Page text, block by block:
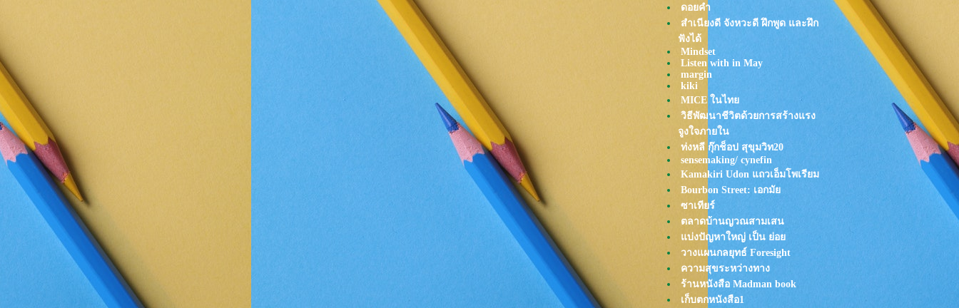
หล่นหายระหว่างทาง - Phumin
15/5/68
TangBadVoice - End Of Time
เมฆใต้น้ำ
Oh Wonder - How It Goes
Jeff Satur - ฉันก่อนเจอเธอ
PURPEECH - สายรุ้งหลังฝนโปร
Vienna
Jeff Satur - เหมือนวิวาห์ (Rain
wedding)
กอดตัวเอง - tAH AND FRIENDS.
เลิกตั้งแต่เริ่ม: Getsunova
คิดถึงไปก่อน - BOMB AT TRACK
Feat.Alien Safeplanet
HONNE - LIFE_you only get one
HONNE - B I K E
เพลงซ่อนคน - Yoshisawa
TELEx TELEXs - ดาว (Let Me)
Penguin Villa - เศษหนึ่งส่วนใด |
P1ECE
Johnny Stimson - Smile
Johnny Stimson - Empty
Apartment
ดอยคำ
สำเนียงดี จังหวะดี ฝึกพูด และฝึก
ฟังได้
Mindset
Listen with in May
margin
kiki
MICE ในไท
วิธีพัฒนาชีวิตด้วยการสร้างแรง
จูงใจภายใน
ท่งหลี กุ๊กช็อป สุขุมวิท20
sensemaking/ cynefin
Kamakiri Udon แถวเอ็มโพเรียม
Bourbon Street: เอกมั
ซาเทียร์
ตลาดบ้านญวณสามเสน
บ่งปัญหาใหญ่ เป็น ย่อ
วางแผนกลยุทธ์ Foresight
ความสุขระหว่างทาง
ร้านหนังสือ Madman book
เก็บตกหนังสือ1